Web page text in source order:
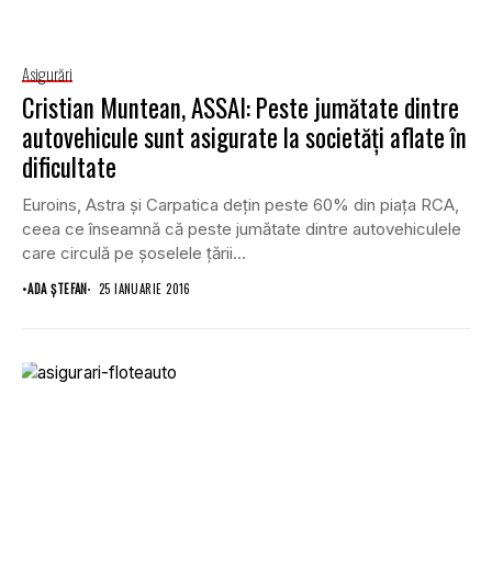
Asigurări
Cristian Muntean, ASSAI: Peste jumătate dintre
autovehicule sunt asigurate la societăţi aflate în
dificultate
Euroins, Astra şi Carpatica deţin peste 60% din piaţa RCA,
ceea ce înseamnă că peste jumătate dintre autovehiculele
care circulă pe şoselele ţării...
•ADA ȘTEFAN 25 IANUARIE 2016